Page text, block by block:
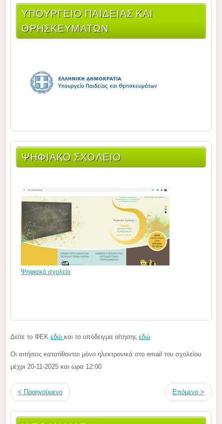
ΥΠΟΥΡΓΕΊΟ ΠΑΙΔΕΊΑΣ ΚΑΙ
ΘΡΗΣΚΕΥΜΆΤΩΝ
ΨΗΦΙΑΚΟ ΣΧΟΛΕΙΟ
Ψηφιακό σχολείο
Δείτε το ΦΕΚ εδώ και το υπόδειγμα αίτησης εδώ
Οι αιτήσεις κατατίθονται μόνο ηλεκτρονικά στο email του σχολείου
μέχρι 20-11-2025 και ώρα 12:00
< Προηγούμενο Επόμενο >